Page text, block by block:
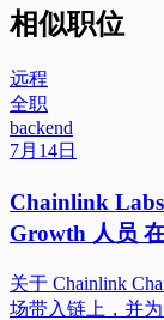
相似职位
远程
全职
backend
7月14日
Chainlink
Growth 人员
关于 Chainlink
场带入链上，并